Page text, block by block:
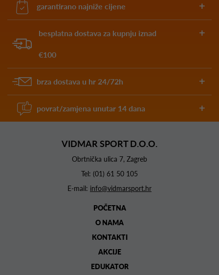
garantirano najniže cijene
besplatna dostava za kupnju iznad
€100
brza dostava u hr 24/72h
povrat/zamjena unutar 14 dana
VIDMAR SPORT D.O.O.
Obrtnička ulica 7, Zagreb
Tel: (01) 61 50 105
E-mail: info@vidmarsport.hr
POČETNA
O NAMA
KONTAKTI
AKCIJE
EDUKATOR